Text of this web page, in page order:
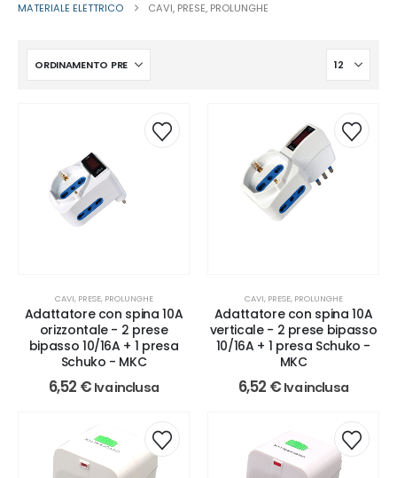
MATERIALE ELETTRICO
CAVI, PRESE, PROLUNGHE
CAVI, PRESE, PROLUNGHE
Adattatore con spina 10A
orizzontale - 2 prese
bipasso 10/16A + 1 presa
Schuko - MKC
6,52 € Iva inclusa
CAVI, PRESE, PROLUNGHE
Adattatore con spina 10A
verticale - 2 prese bipasso
10/16A + 1 presa Schuko -
MKC
6,52 € Iva inclusa